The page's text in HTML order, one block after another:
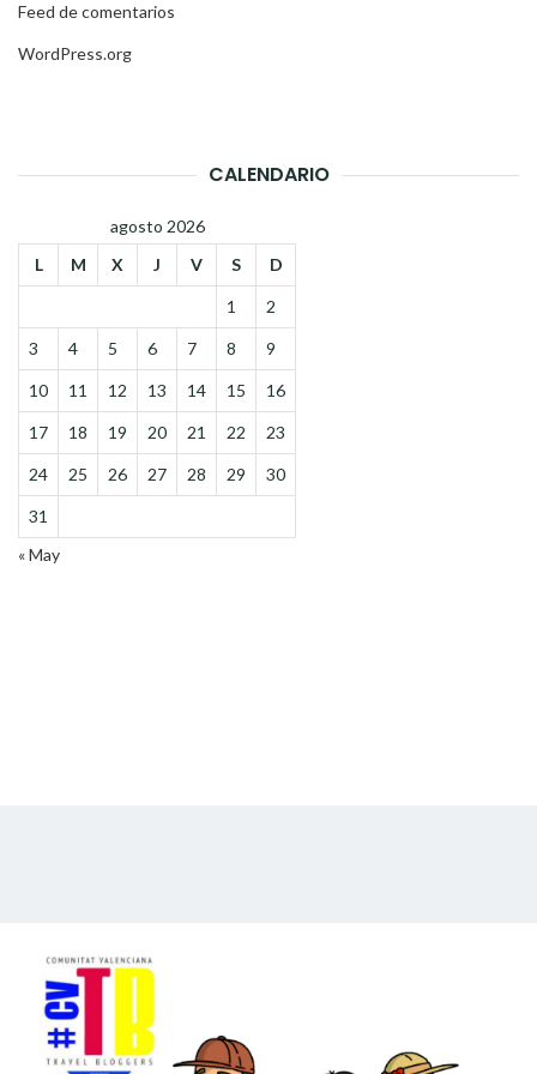
Feed de comentarios
WordPress.org
CALENDARIO
agosto 2026
L
M X J V S D
1 2
3 4 5 6 7 8 9
10 11 12 13 14 15 16
17 18 19 20 21 22 23
24 25 26 27 28 29 30
31
« May